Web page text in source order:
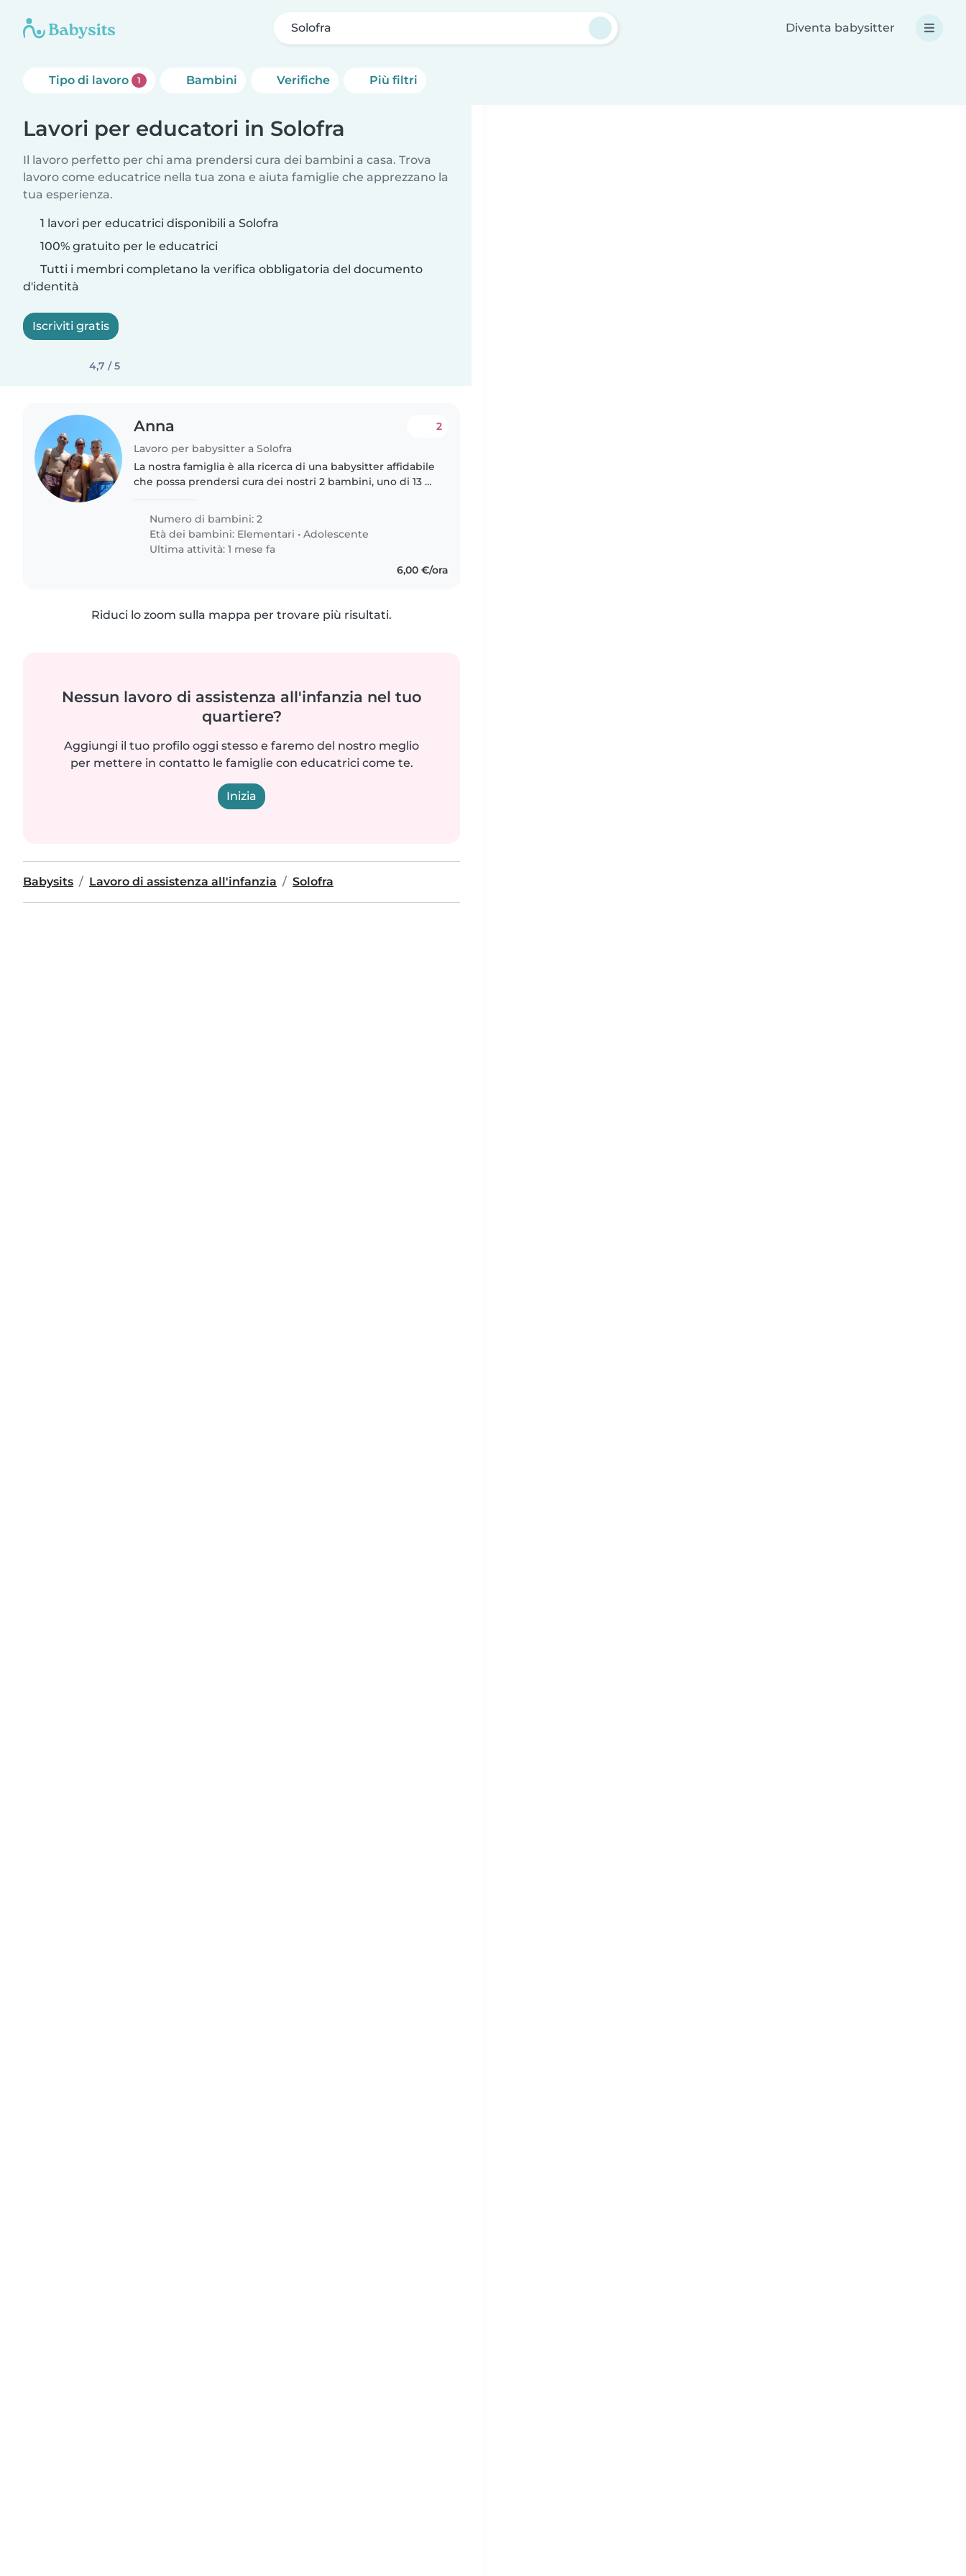
Solofra Diventa babysitter
Tipo di lavoro 1 Bambini Verifiche Più filtri
Lavori per educatori in Solofra
Il lavoro perfetto per chi ama prendersi cura dei bambini a casa. Trova
lavoro come educatrice nella tua zona e aiuta famiglie che apprezzano la
tua esperienza.
1 lavori per educatrici disponibili a Solofra
100% gratuito per le educatrici
Tutti i membri completano la verifica obbligatoria del documento
d'identità
Iscriviti gratis
4,7 / 5
Anna
Lavoro per babysitter a Solofra
2
La nostra famiglia è alla ricerca di una babysitter affidabile
che possa prendersi cura dei nostri 2 bambini, uno di 13 e
Numero di bambini: 2
Età dei bambini: Elementari •Adolescente
Ultima attività: 1 mese fa
6,00 €/ora
Riduci lo zoom sulla mappa per trovare più risultati.
Nessun lavoro di assistenza all'infanzia nel tuo
quartiere?
Aggiungi il tuo profilo oggi stesso e faremo del nostro meglio
per mettere in contatto le famiglie con educatrici come te.
Inizia
Babysits Lavoro di assistenza all'infanzia Solofra